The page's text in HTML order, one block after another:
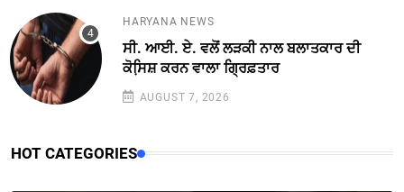
HARYANA NEWS
ਸੀ. ਆਈ. ਏ. ਵਲੋਂ ਲੜਕੀ ਨਾਲ ਬਲਾਤਕਾਰ ਦੀ
ਕੋਸਿ਼ਸ਼ ਕਰਨ ਵਾਲਾ ਗ੍ਰਿਫ਼ਤਾਰ
AUGUST 7, 2026
HOT CATEGORIES